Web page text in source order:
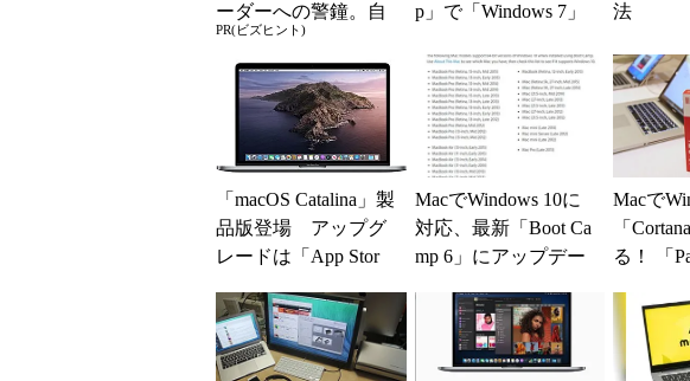
ーダーへの警鐘。自
律型組織をつくる前
に外せない、たった
一つの順番
PR(ビズヒント)
p」で「Windows 7」
法
「macOS Catalina」製
品版登場 アップグ
レードは「App Stor
MacでWindows 10に
対応、最新「Boot Ca
mp 6」にアップデー
Macで
「
る！ 「